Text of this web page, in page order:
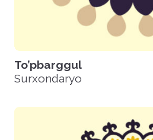
To’pbarggul
Surxondaryo